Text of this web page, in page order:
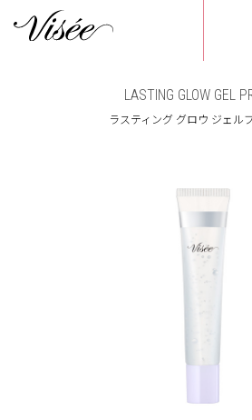
LASTING GLOW GEL
ラスティング グロウ ジェル